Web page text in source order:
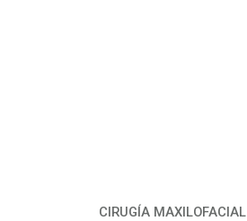
CIRUGÍA MAXILOFACIAL